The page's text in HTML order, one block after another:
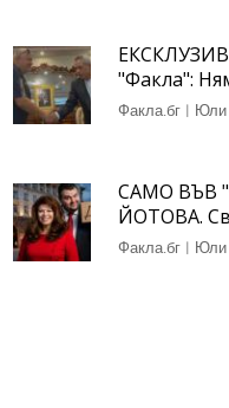
"Факла":
Факла.бг | Юли
САМО ВЪВ
ЙОТОВА.
Факла.бг | Юли